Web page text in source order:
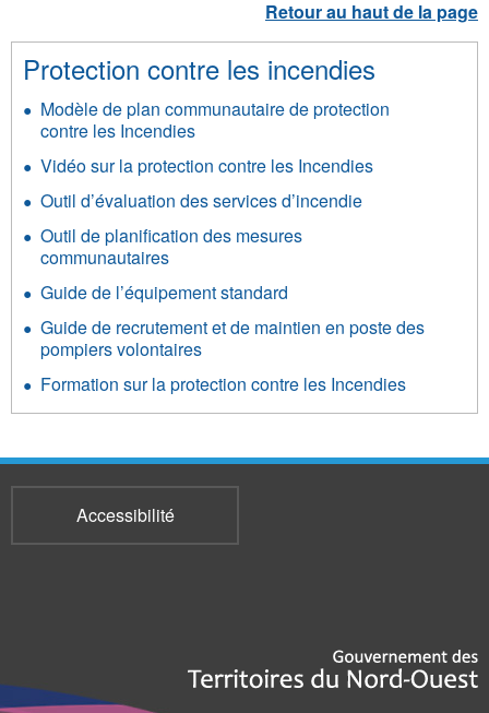
Protection contre les incendies
Modèle de plan communautaire de protection
contre les Incendies
Vidéo sur la protection contre les Incendies
Outil d’évaluation des services d’incendie
Outil de planification des mesures
communautaires
Guide de l’équipement standard
Guide de recrutement et de maintien en poste des
pompiers volontaires
Formation sur la protection contre les Incendies
Accessibilité